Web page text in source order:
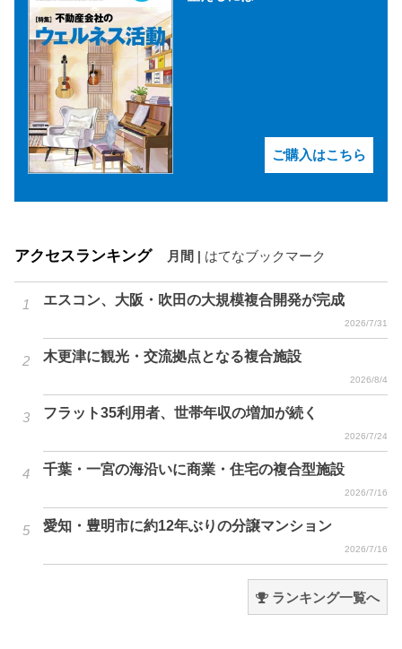
ご購入はこちら
アクセスランキング 月間 はてなブックマーク
エスコン、大阪・吹田の大規模複合開発が完成
2026/7/31
木更津に観光・交流拠点となる複合施設
2026/8/4
フラット35利用者、世帯年収の増加が続く
2026/7/24
千葉・一宮の海沿いに商業・住宅の複合型施設
2026/7/16
愛知・豊明市に約12年ぶりの分譲マンション
2026/7/16
ランキング一覧へ